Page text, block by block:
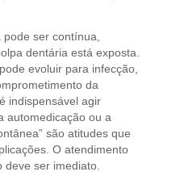
pode ser contínua,
dentária está exposta.
evoluir para infecção,
da
indispensável agir
automedicação ou a
são atitudes que
O atendimento
deve ser imediato.